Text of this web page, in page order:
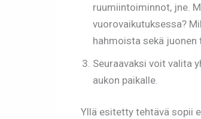
ruumiintoiminnot, jne.
vuorovaikutuksessa?
hahmoista sekä juonen
Seuraavaksi voit valita
aukon paikalle.
Yllä esitetty tehtävä sopii